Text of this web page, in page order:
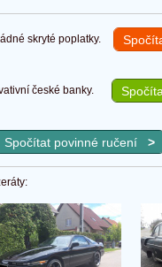
skryté poplatky.
české banky.
Spočítat povinné ručení >